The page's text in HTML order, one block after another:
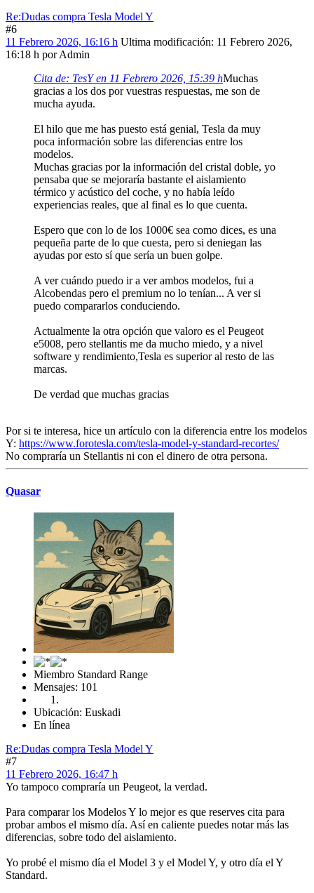
Re:Dudas compra Tesla Model Y
#6
11 Febrero 2026, 16:16 h Ultima modificación: 11 Febrero 2026,
16:18 h por Admin
Cita de: TesY en 11 Febrero 2026, 15:39 hMuchas
gracias a los dos por vuestras respuestas, me son de
mucha ayuda.
El hilo que me has puesto está genial, Tesla da muy
poca información sobre las diferencias entre los
modelos.
Muchas gracias por la información del cristal doble, yo
pensaba que se mejoraría bastante el aislamiento
térmico y acústico del coche, y no había leído
experiencias reales, que al final es lo que cuenta.
Espero que con lo de los 1000€ sea como dices, es una
pequeña parte de lo que cuesta, pero si deniegan las
ayudas por esto sí que sería un buen golpe.
A ver cuándo puedo ir a ver ambos modelos, fui a
Alcobendas pero el premium no lo tenían... A ver si
puedo compararlos conduciendo.
Actualmente la otra opción que valoro es el Peugeot
e5008, pero stellantis me da mucho miedo, y a nivel
software y rendimiento,Tesla es superior al resto de las
marcas.
De verdad que muchas gracias
Por si te interesa, hice un artículo con la diferencia entre los modelos
Y: https://www.forotesla.com/tesla-model-y-standard-recortes/
No compraría un Stellantis ni con el dinero de otra persona.
Quasar
Miembro Standard Range
Mensajes: 101
Ubicación: Euskadi
En línea
Re:Dudas compra Tesla Model Y
#7
11 Febrero 2026, 16:47 h
Yo tampoco compraría un Peugeot, la verdad.
Para comparar los Modelos Y lo mejor es que reserves cita para
probar ambos el mismo día. Así en caliente puedes notar más las
diferencias, sobre todo del aislamiento.
Yo probé el mismo día el Model 3 y el Model Y, y otro día el Y
Standard.